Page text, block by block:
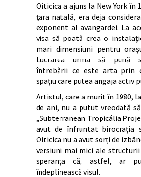
Oiticica a ajuns la New York în
țara natală, era deja
exponent al avangardei. La
visa să poată crea o
mari dimensiuni pentru
Lucrarea urma să pună
întrebării ce este arta prin
spațiu care putea angaja activ
Artistul, care a murit în 1980,
de ani, nu a putut vreodată
„Subterranean Tropicália
avut de înfruntat birocrația
Oiticica nu a avut sorți de
versiuni mai mici ale
speranța că, astfel, ar
îndeplinească visul.